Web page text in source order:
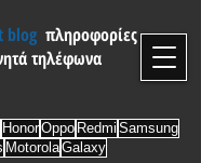
blog πληροφορίες
τηλέφωνα
HonorOppo Redmi Samsung
MotorolaGalaxy